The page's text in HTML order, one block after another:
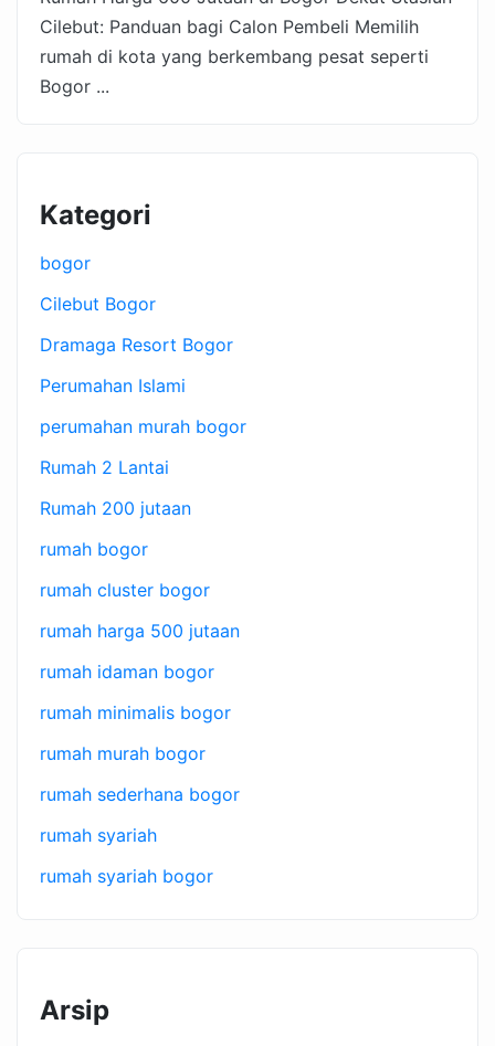
Cilebut: Panduan bagi Calon Pembeli Memilih
rumah di kota yang berkembang pesat seperti
Bogor ...
Kategori
bogor
Cilebut Bogor
Dramaga Resort Bogor
Perumahan Islami
perumahan murah bogor
Rumah 2 Lantai
Rumah 200 jutaan
rumah bogor
rumah cluster bogor
rumah harga 500 jutaan
rumah idaman bogor
rumah minimalis bogor
rumah murah bogor
rumah sederhana bogor
rumah syariah
rumah syariah bogor
Arsip